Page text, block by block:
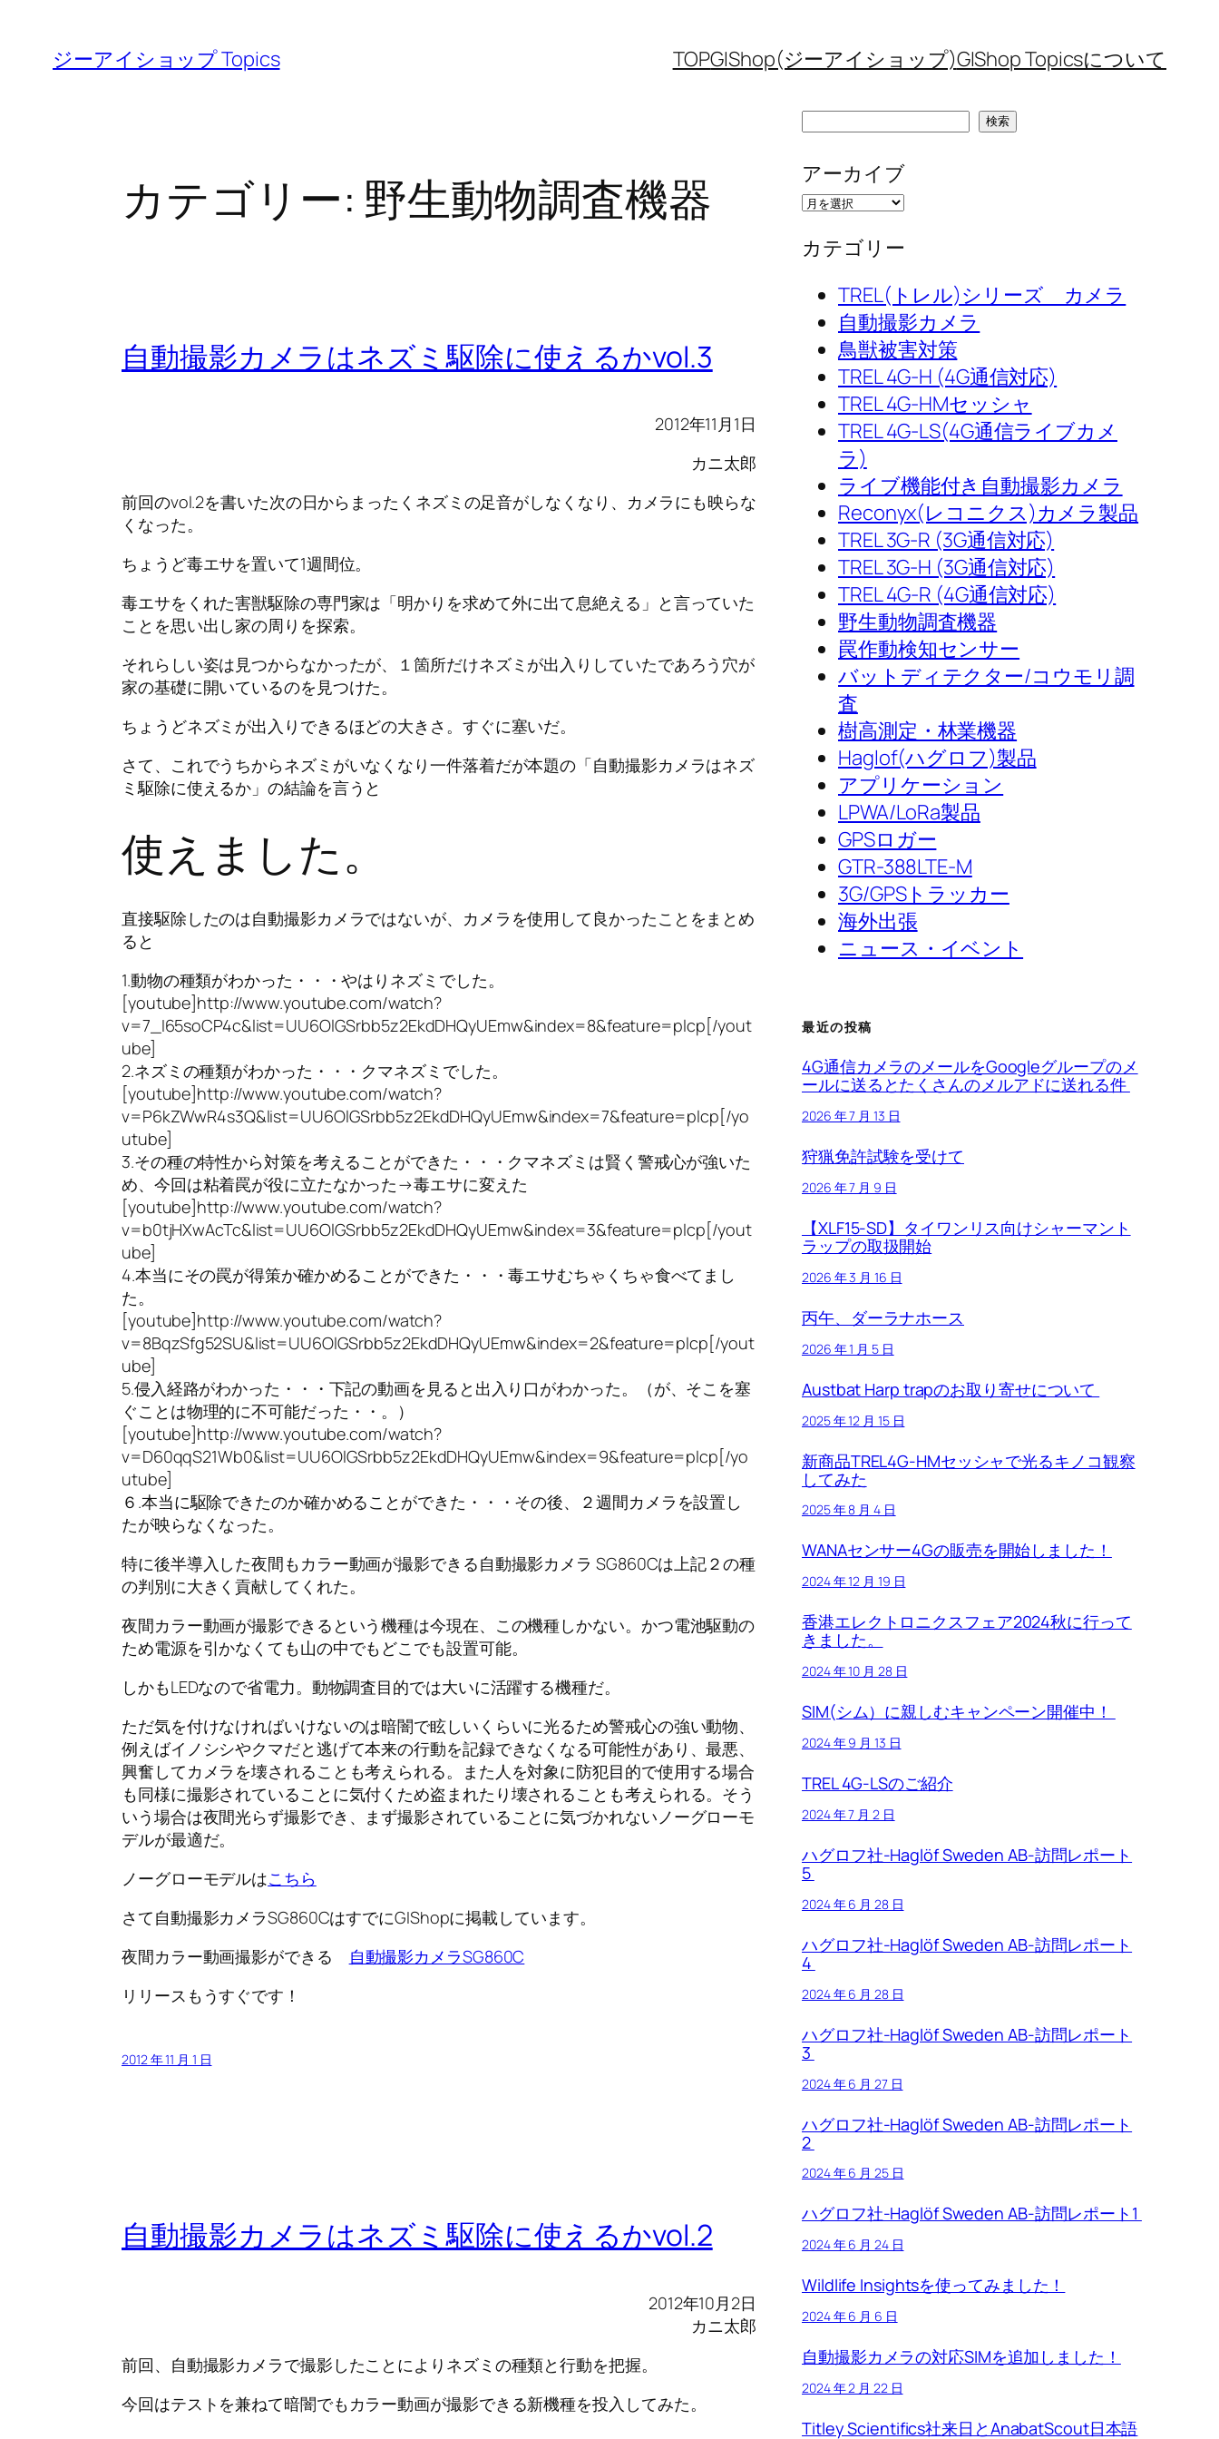
ジーアイショップ Topics TOPGIShop(ジーアイショップ)GIShop Topicsについて
カテゴリー: 野生動物調査機器
自動撮影カメラはネズミ駆除に使えるかvol.3
2012年11月1日
カニ太郎
前回のvol.2を書いた次の日からまったくネズミの足音がしなくなり、カメラにも映らな
くなった。
ちょうど毒エサを置いて1週間位。
毒エサをくれた害獣駆除の専門家は「明かりを求めて外に出て息絶える」と言っていた
ことを思い出し家の周りを探索。
それらしい姿は見つからなかったが、１箇所だけネズミが出入りしていたであろう穴が
家の基礎に開いているのを見つけた。
ちょうどネズミが出入りできるほどの大きさ。すぐに塞いだ。
さて、これでうちからネズミがいなくなり一件落着だが本題の「自動撮影カメラはネズ
ミ駆除に使えるか」の結論を言うと
使えました。
直接駆除したのは自動撮影カメラではないが、カメラを使用して良かったことをまとめ
ると
1.動物の種類がわかった・・・やはりネズミでした。
[youtube]http://www.youtube.com/watch?
v=7_I65soCP4c&list=UU6OlGSrbb5z2EkdDHQyUEmw&index=8&feature=plcp[/yout
ube]
2.ネズミの種類がわかった・・・クマネズミでした。
[youtube]http://www.youtube.com/watch?
v=P6kZWwR4s3Q&list=UU6OlGSrbb5z2EkdDHQyUEmw&index=7&feature=plcp[/yo
utube]
3.その種の特性から対策を考えることができた・・・クマネズミは賢く警戒心が強いた
め、今回は粘着罠が役に立たなかった→毒エサに変えた
[youtube]http://www.youtube.com/watch?
v=b0tjHXwAcTc&list=UU6OlGSrbb5z2EkdDHQyUEmw&index=3&feature=plcp[/yout
ube]
4.本当にその罠が得策か確かめることができた・・・毒エサむちゃくちゃ食べてまし
た。
[youtube]http://www.youtube.com/watch?
v=8BqzSfg52SU&list=UU6OlGSrbb5z2EkdDHQyUEmw&index=2&feature=plcp[/yout
ube]
5.侵入経路がわかった・・・下記の動画を見ると出入り口がわかった。（が、そこを塞
ぐことは物理的に不可能だった・・。）
[youtube]http://www.youtube.com/watch?
v=D60qqS21Wb0&list=UU6OlGSrbb5z2EkdDHQyUEmw&index=9&feature=plcp[/yo
utube]
６.本当に駆除できたのか確かめることができた・・・その後、２週間カメラを設置し
たが映らなくなった。
特に後半導入した夜間もカラー動画が撮影できる自動撮影カメラ SG860Cは上記２の種
の判別に大きく貢献してくれた。
夜間カラー動画が撮影できるという機種は今現在、この機種しかない。かつ電池駆動の
ため電源を引かなくても山の中でもどこでも設置可能。
しかもLEDなので省電力。動物調査目的では大いに活躍する機種だ。
ただ気を付けなければいけないのは暗闇で眩しいくらいに光るため警戒心の強い動物、
例えばイノシシやクマだと逃げて本来の行動を記録できなくなる可能性があり、最悪、
興奮してカメラを壊されることも考えられる。また人を対象に防犯目的で使用する場合
も同様に撮影されていることに気付くため盗まれたり壊されることも考えられる。そう
いう場合は夜間光らず撮影でき、まず撮影されていることに気づかれないノーグローモ
デルが最適だ。
ノーグローモデルはこちら
さて自動撮影カメラSG860CはすでにGIShopに掲載しています。
夜間カラー動画撮影ができる 自動撮影カメラSG860C
リリースもうすぐです！
2012 年 11 月 1 日
自動撮影カメラはネズミ駆除に使えるかvol.2
2012年10月2日
カニ太郎
前回、自動撮影カメラで撮影したことによりネズミの種類と行動を把握。
今回はテストを兼ねて暗闇でもカラー動画が撮影できる新機種を投入してみた。
検索
アーカイブ
カテゴリー
TREL(トレル)シリーズ カメラ
自動撮影カメラ
鳥獣被害対策
TREL 4G-H (4G通信対応)
TREL 4G-HMセッシャ
TREL 4G-LS(4G通信ライブカメ
ラ)
ライブ機能付き自動撮影カメラ
Reconyx(レコニクス)カメラ製品
TREL 3G-R (3G通信対応)
TREL 3G-H (3G通信対応)
TREL 4G-R (4G通信対応)
野生動物調査機器
罠作動検知センサー
バットディテクター/コウモリ調
査
樹高測定・林業機器
Haglof(ハグロフ)製品
アプリケーション
LPWA/LoRa製品
GPSロガー
GTR-388LTE-M
3G/GPSトラッカー
海外出張
ニュース・イベント
最近の投稿
4G通信カメラのメールをGoogleグループのメ
ールに送るとたくさんのメルアドに送れる件
2026 年 7 月 13 日
狩猟免許試験を受けて
2026 年 7 月 9 日
【XLF15-SD】タイワンリス向けシャーマント
ラップの取扱開始
2026 年 3 月 16 日
丙午、ダーラナホース
2026 年 1 月 5 日
Austbat Harp trapのお取り寄せについて
2025 年 12 月 15 日
新商品TREL4G-HMセッシャで光るキノコ観察
してみた
2025 年 8 月 4 日
WANAセンサー4Gの販売を開始しました！
2024 年 12 月 19 日
香港エレクトロニクスフェア2024秋に行って
きました。
2024 年 10 月 28 日
SIM(シム）に親しむキャンペーン開催中！
2024 年 9 月 13 日
TREL 4G-LSのご紹介
2024 年 7 月 2 日
ハグロフ社-Haglöf Sweden AB-訪問レポート
5
2024 年 6 月 28 日
ハグロフ社-Haglöf Sweden AB-訪問レポート
4
2024 年 6 月 28 日
ハグロフ社-Haglöf Sweden AB-訪問レポート
3
2024 年 6 月 27 日
ハグロフ社-Haglöf Sweden AB-訪問レポート
2
2024 年 6 月 25 日
ハグロフ社-Haglöf Sweden AB-訪問レポート1
2024 年 6 月 24 日
Wildlife Insightsを使ってみました！
2024 年 6 月 6 日
自動撮影カメラの対応SIMを追加しました！
2024 年 2 月 22 日
Titley Scientifics社来日とAnabatScout日本語